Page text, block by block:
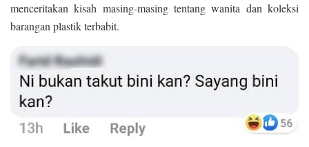
menceritakan kisah masing-masing tentang wanita dan koleksi
barangan plastik terbabit.